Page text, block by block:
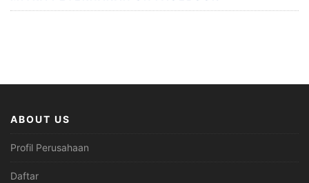
ABOUT US
Profil Perusahaan
Daftar